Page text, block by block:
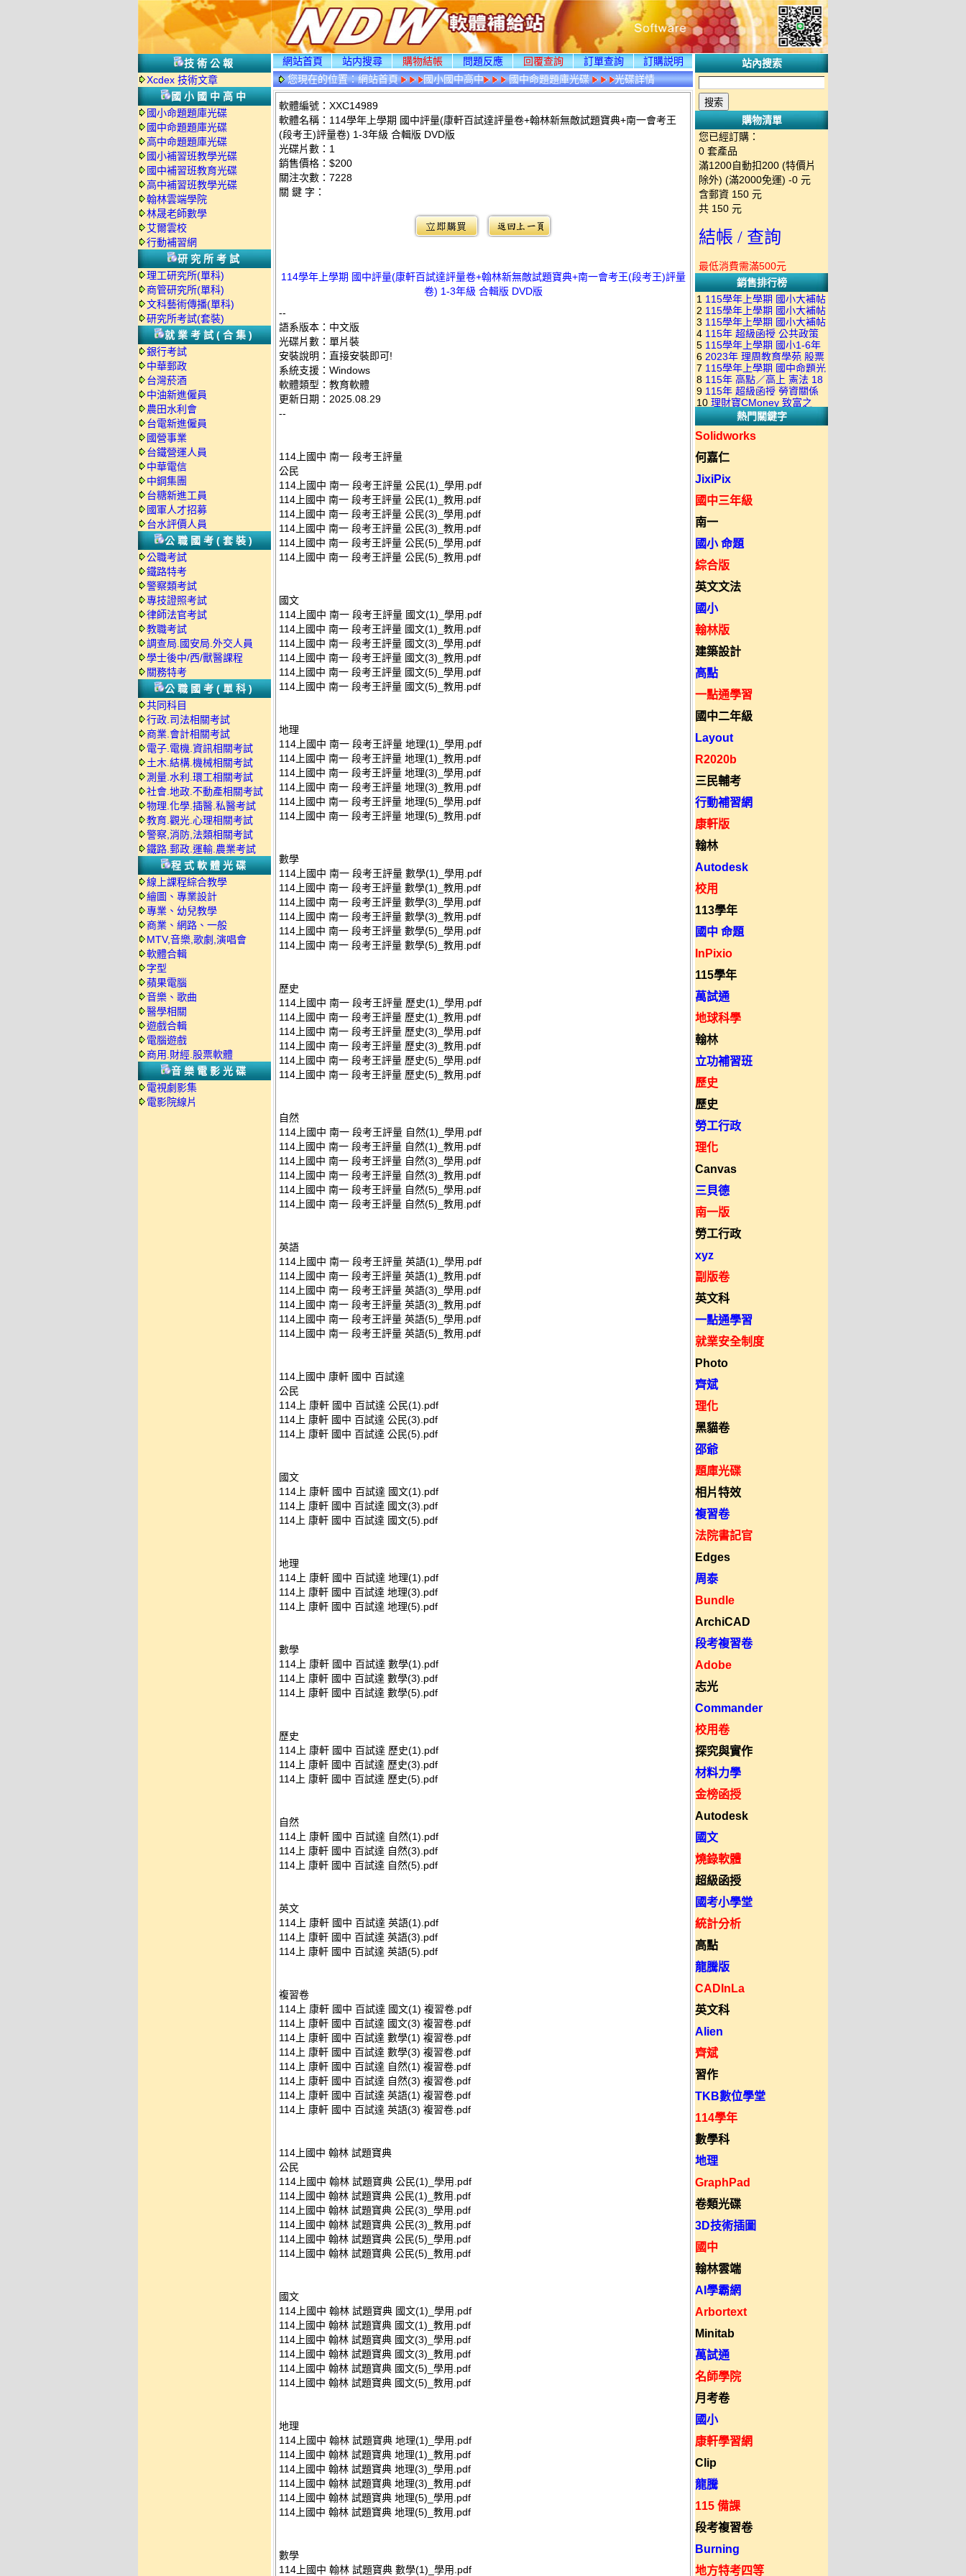
技術公報
Xcdex 技術文章
國小國中高中
國小命題題庫光碟
國中命題題庫光碟
高中命題題庫光碟
國小補習班教學光碟
國中補習班教育光碟
高中補習班教學光碟
翰林雲端學院
林晟老師數學
艾爾雲校
行動補習網
研究所考試
理工研究所(單科)
商管研究所(單科)
文科藝術傳播(單科)
研究所考試(套裝)
就業考試(合集)
銀行考試
中華郵政
台灣菸酒
中油新進僱員
農田水利會
台電新進僱員
國營事業
台鐵營運人員
中華電信
中鋼集團
台糖新進工員
國軍人才招募
台水評價人員
公職國考(套裝)
公職考試
鐵路特考
警察類考試
專技證照考試
律師法官考試
教職考試
調查局.國安局.外交人員
學士後中/西/獸醫課程
關務特考
公職國考(單科)
共同科目
行政.司法相關考試
商業.會計相關考試
電子.電機.資訊相關考試
土木.結構.機械相關考試
測量.水利.環工相關考試
社會.地政.不動產相關考試
物理.化學.插醫.私醫考試
教育.觀光.心理相關考試
警察,消防,法類相關考試
鐵路.郵政.運輸.農業考試
程式軟體光碟
線上課程綜合教學
繪圖、專業設計
專業、幼兒教學
商業、網路、一般
MTV,音樂,歌劇,演唱會
軟體合輯
字型
蘋果電腦
音樂、歌曲
醫學相關
遊戲合輯
電腦遊戲
商用.財經.股票軟體
音樂電影光碟
電視劇影集
電影院線片
網站首頁 站内搜尋 購物結帳 問題反應 回覆查詢 訂單查詢
訂購説明
您現在的位置：網站首頁 國小國中高中 國中命題題庫光碟 光碟詳情
軟體編號：XXC14989
軟體名稱：114學年上學期 國中評量(康軒百試達評量卷+翰林新無敵試題寶典+南一會考王
(段考王)評量卷) 1-3年級 合輯版 DVD版
光碟片數：1
銷售價格：$200
關注次數： 7228
關 鍵 字：
114學年上學期 國中評量(康軒百試達評量卷+翰林新無敵試題寶典+南一會考王(段考王)評量
卷) 1-3年級 合輯版 DVD版
--
語系版本：中文版
光碟片數：單片裝
安裝說明：直接安裝即可!
系統支援：Windows
軟體類型：教育軟體
更新日期：2025.08.29
--
114上國中 南一 段考王評量
公民
114上國中 南一 段考王評量 公民(1)_學用.pdf
114上國中 南一 段考王評量 公民(1)_教用.pdf
114上國中 南一 段考王評量 公民(3)_學用.pdf
114上國中 南一 段考王評量 公民(3)_教用.pdf
114上國中 南一 段考王評量 公民(5)_學用.pdf
114上國中 南一 段考王評量 公民(5)_教用.pdf
國文
114上國中 南一 段考王評量 國文(1)_學用.pdf
114上國中 南一 段考王評量 國文(1)_教用.pdf
114上國中 南一 段考王評量 國文(3)_學用.pdf
114上國中 南一 段考王評量 國文(3)_教用.pdf
114上國中 南一 段考王評量 國文(5)_學用.pdf
114上國中 南一 段考王評量 國文(5)_教用.pdf
地理
114上國中 南一 段考王評量 地理(1)_學用.pdf
114上國中 南一 段考王評量 地理(1)_教用.pdf
114上國中 南一 段考王評量 地理(3)_學用.pdf
114上國中 南一 段考王評量 地理(3)_教用.pdf
114上國中 南一 段考王評量 地理(5)_學用.pdf
114上國中 南一 段考王評量 地理(5)_教用.pdf
數學
114上國中 南一 段考王評量 數學(1)_學用.pdf
114上國中 南一 段考王評量 數學(1)_教用.pdf
114上國中 南一 段考王評量 數學(3)_學用.pdf
114上國中 南一 段考王評量 數學(3)_教用.pdf
114上國中 南一 段考王評量 數學(5)_學用.pdf
114上國中 南一 段考王評量 數學(5)_教用.pdf
歷史
114上國中 南一 段考王評量 歷史(1)_學用.pdf
114上國中 南一 段考王評量 歷史(1)_教用.pdf
114上國中 南一 段考王評量 歷史(3)_學用.pdf
114上國中 南一 段考王評量 歷史(3)_教用.pdf
114上國中 南一 段考王評量 歷史(5)_學用.pdf
114上國中 南一 段考王評量 歷史(5)_教用.pdf
自然
114上國中 南一 段考王評量 自然(1)_學用.pdf
114上國中 南一 段考王評量 自然(1)_教用.pdf
114上國中 南一 段考王評量 自然(3)_學用.pdf
114上國中 南一 段考王評量 自然(3)_教用.pdf
114上國中 南一 段考王評量 自然(5)_學用.pdf
114上國中 南一 段考王評量 自然(5)_教用.pdf
英語
114上國中 南一 段考王評量 英語(1)_學用.pdf
114上國中 南一 段考王評量 英語(1)_教用.pdf
114上國中 南一 段考王評量 英語(3)_學用.pdf
114上國中 南一 段考王評量 英語(3)_教用.pdf
114上國中 南一 段考王評量 英語(5)_學用.pdf
114上國中 南一 段考王評量 英語(5)_教用.pdf
114上國中 康軒 國中 百試達
公民
114上 康軒 國中 百試達 公民(1).pdf
114上 康軒 國中 百試達 公民(3).pdf
114上 康軒 國中 百試達 公民(5).pdf
國文
114上 康軒 國中 百試達 國文(1).pdf
114上 康軒 國中 百試達 國文(3).pdf
114上 康軒 國中 百試達 國文(5).pdf
地理
114上 康軒 國中 百試達 地理(1).pdf
114上 康軒 國中 百試達 地理(3).pdf
114上 康軒 國中 百試達 地理(5).pdf
數學
114上 康軒 國中 百試達 數學(1).pdf
114上 康軒 國中 百試達 數學(3).pdf
114上 康軒 國中 百試達 數學(5).pdf
歷史
114上 康軒 國中 百試達 歷史(1).pdf
114上 康軒 國中 百試達 歷史(3).pdf
114上 康軒 國中 百試達 歷史(5).pdf
自然
114上 康軒 國中 百試達 自然(1).pdf
114上 康軒 國中 百試達 自然(3).pdf
114上 康軒 國中 百試達 自然(5).pdf
英文
114上 康軒 國中 百試達 英語(1).pdf
114上 康軒 國中 百試達 英語(3).pdf
114上 康軒 國中 百試達 英語(5).pdf
複習卷
114上 康軒 國中 百試達 國文(1) 複習卷.pdf
114上 康軒 國中 百試達 國文(3) 複習卷.pdf
114上 康軒 國中 百試達 數學(1) 複習卷.pdf
114上 康軒 國中 百試達 數學(3) 複習卷.pdf
114上 康軒 國中 百試達 自然(1) 複習卷.pdf
114上 康軒 國中 百試達 自然(3) 複習卷.pdf
114上 康軒 國中 百試達 英語(1) 複習卷.pdf
114上 康軒 國中 百試達 英語(3) 複習卷.pdf
114上國中 翰林 試題寶典
公民
114上國中 翰林 試題寶典 公民(1)_學用.pdf
114上國中 翰林 試題寶典 公民(1)_教用.pdf
114上國中 翰林 試題寶典 公民(3)_學用.pdf
114上國中 翰林 試題寶典 公民(3)_教用.pdf
114上國中 翰林 試題寶典 公民(5)_學用.pdf
114上國中 翰林 試題寶典 公民(5)_教用.pdf
國文
114上國中 翰林 試題寶典 國文(1)_學用.pdf
114上國中 翰林 試題寶典 國文(1)_教用.pdf
114上國中 翰林 試題寶典 國文(3)_學用.pdf
114上國中 翰林 試題寶典 國文(3)_教用.pdf
114上國中 翰林 試題寶典 國文(5)_學用.pdf
114上國中 翰林 試題寶典 國文(5)_教用.pdf
地理
114上國中 翰林 試題寶典 地理(1)_學用.pdf
114上國中 翰林 試題寶典 地理(1)_教用.pdf
114上國中 翰林 試題寶典 地理(3)_學用.pdf
114上國中 翰林 試題寶典 地理(3)_教用.pdf
114上國中 翰林 試題寶典 地理(5)_學用.pdf
114上國中 翰林 試題寶典 地理(5)_教用.pdf
數學
114上國中 翰林 試題寶典 數學(1)_學用.pdf
站內搜索
購物清單
您已經訂購：
0 套產品
滿1200自動扣200 (特價片
除外) (滿2000免運) -0 元
含郵資 150 元
共 150 元
結帳 / 查詢
最低消費需滿500元
銷售排行榜
1 115學年上學期 國小大補帖
南一版 國語+數學+社會+生活
+自然 1-6年級 教學光碟DVD
版(3DVD)
2 115學年上學期 國小大補帖
康軒版 國語+數學+社會+生活
+自然 1-6年級 教學光碟DVD
版(3DVD)
3 115學年上學期 國小大補帖
翰林版 國語+數學+社會+生活
+自然 1-6年級 教學光碟DVD
版(3DVD)
4 115年 超級函授 公共政策
22堂課+總複習 張楚老師 含
PDF講義 函授DVD(9DVD)
5 115學年上學期 國小1-6年
級 習作解答(含康軒.南一.翰林
全版本.全科目)合輯版 DVD版
6 2023年 理周教育學苑 股票
當沖煉金術 主講：朱家泓 國
語發音 DVD版
7 115學年上學期 國中命題光
碟 翰林版 英文科 1-3年級 題
庫光碟
8 115年 高點／高上 憲法 18
堂課 宗台大老師 含PDF講義
函授DVD(8DVD)【適用於律
師司法考試】
9 115年 超級函授 勞資關係
概要 11堂課+總複習 陸川老
師 含PDF講義 函授
DVD(5DVD)
10 理財寶CMoney 致富之
道：上班族飆股攻略班 主
講：朱家泓+林穎 國語發音
熱門關鍵字
Solidworks
何嘉仁
JixiPix
國中三年級
南一
國小 命題
綜合版
英文文法
國小
翰林版
建築設計
高點
一點通學習
國中二年級
Layout
R2020b
三民輔考
行動補習網
康軒版
翰林
Autodesk
校用
113學年
國中 命題
InPixio
115學年
萬試通
地球科學
翰林
立功補習班
歷史
歷史
勞工行政
理化
Canvas
三貝德
南一版
勞工行政
xyz
副版卷
英文科
一點通學習
就業安全制度
Photo
齊斌
理化
黑貓卷
邵爺
題庫光碟
相片特效
複習卷
法院書記官
Edges
周泰
Bundle
ArchiCAD
段考複習卷
Adobe
志光
Commander
校用卷
探究與實作
材料力學
金榜函授
Autodesk
國文
燒錄軟體
超級函授
國考小學堂
統計分析
高點
龍騰版
CADInLa
英文科
Alien
齊斌
習作
TKB數位學堂
114學年
數學科
地理
GraphPad
卷類光碟
3D技術插圖
國中
翰林雲端
AI學霸網
Arbortext
Minitab
萬試通
名師學院
月考卷
國小
康軒學習網
Clip
龍騰
115 備課
段考複習卷
Burning
地方特考四等